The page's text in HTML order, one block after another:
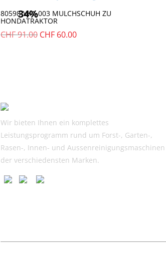
34%
80598-VK1-003 MULCHSCHUH ZU
HONDATRAKTOR
CHF91.00 Ursprünglicher
CHF 60.00Aktueller
Wir bieten Ihnen ein komplettes
Leistungsprogramm rund um Forst-, Garten-,
Rasen-, Innen- und Aussenreinigungsmaschinen
der verschiedensten Marken.